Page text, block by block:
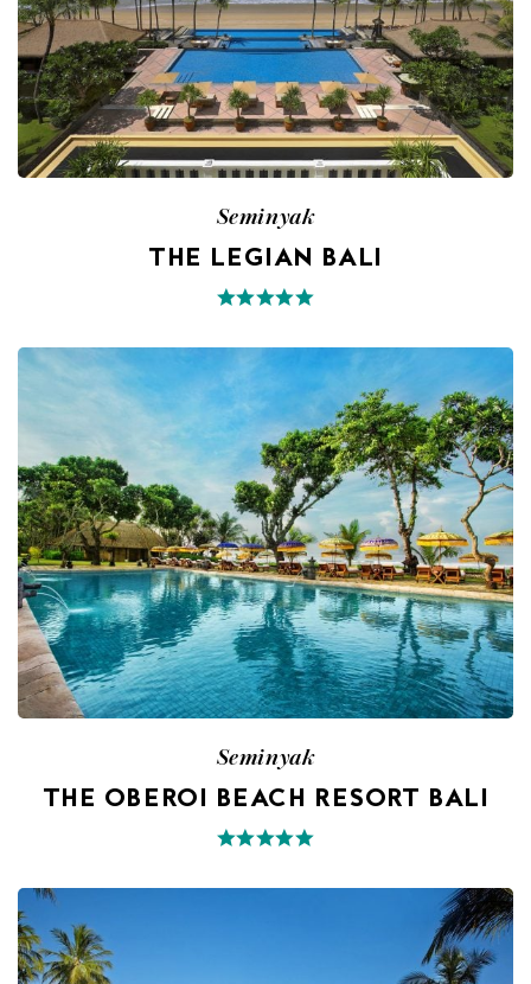
Seminyak
THE LEGIAN BALI
Seminyak
THE OBEROI BEACH RESORT BALI